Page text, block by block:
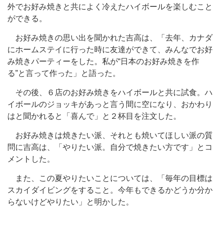
外でお好み焼きと共によく冷えたハイボールを楽しむこと
ができる。
お好み焼きの思い出を聞かれた吉高は、「去年、カナダ
にホームステイに行った時に友達ができて、みんなでお好
み焼きパーティーをした。私が“日本のお好み焼きを作
る”と言って作った」と語った。
その後、６店のお好み焼きをハイボールと共に試食。ハ
イボールのジョッキがあっと言う間に空になり、おかわり
はと聞かれると「喜んで」と２杯目を注文した。
お好み焼きは焼きたい派、それとも焼いてほしい派の質
問に吉高は、「やりたい派。自分で焼きたい方です」とコ
メントした。
また、この夏やりたいことについては、「毎年の目標は
スカイダイビングをすること。今年もできるかどうか分か
らないけどやりたい」と明かした。